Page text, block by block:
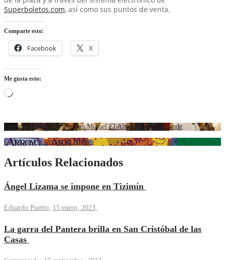
Superboletos.com, así como sus puntos de venta.
Comparte esto:
Facebook X
Me gusta esto:
Loading…
Cerrojazo de la Feria en San Miguel El Alto con puerta grande
Cartel para la tercera de Arroyo
Artículos Relacionados
Ángel Lizama se impone en Tizimín
Eduardo Puerto 15 enero, 2023
La garra del Pantera brilla en San Cristóbal de las
Casas